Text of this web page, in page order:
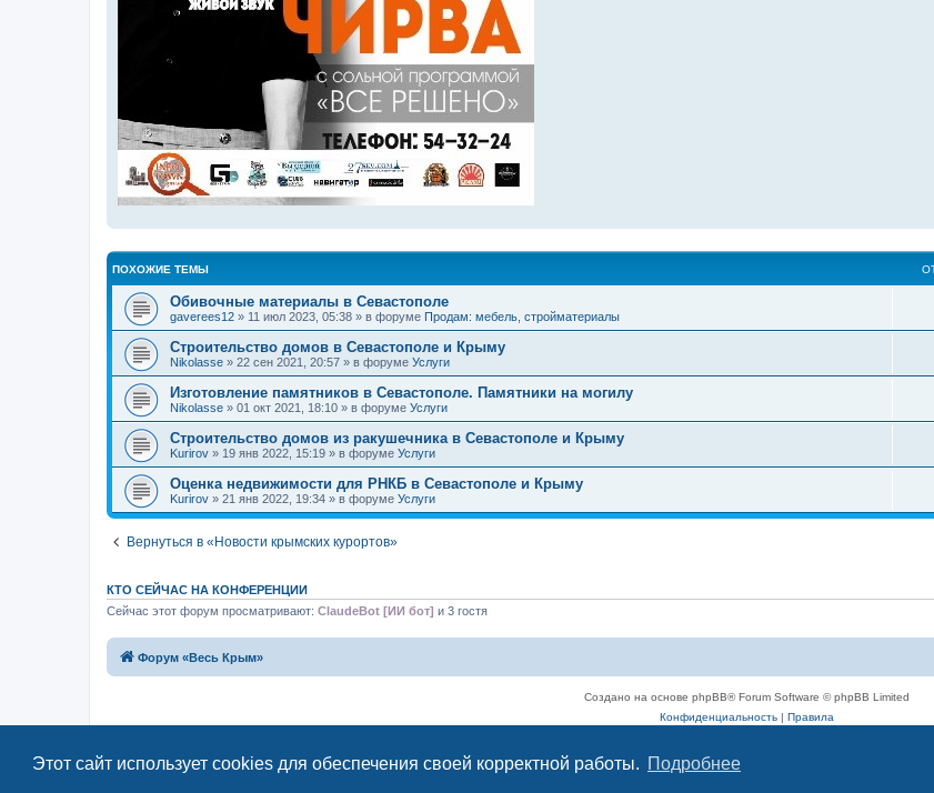
Этот сайт использует cookies для обеспечения своей корректной работы. Подробнее
ПОХОЖИЕ ТЕМЫ
Обивочные материалы в Севастополе
gaverees12 » 11 июл 2023, 05:38 » в форуме Продам: мебель, стройматериалы
Строительство домов в Севастополе и Крыму
Nikolasse » 22 сен 2021, 20:57 » в форуме Услуги
Изготовление памятников в Севастополе. Памятники на могилу
Nikolasse » 01 окт 2021, 18:10 » в форуме Услуги
Строительство домов из ракушечника в Севастополе и Крыму
Kurirov » 19 янв 2022, 15:19 » в форуме Услуги
Оценка недвижимости для РНКБ в Севастополе и Крыму
Kurirov » 21 янв 2022, 19:34 » в форуме Услуги
Вернуться в «Новости крымских курортов»
КТО СЕЙЧАС НА КОНФЕРЕНЦИИ
Сейчас этот форум просматривают: ClaudeBot [ИИ бот] и 3 гостя
Форум «Весь Крым»
Создано на основе phpBB® Forum Software © phpBB Limited
Конфиденциальность| Правила